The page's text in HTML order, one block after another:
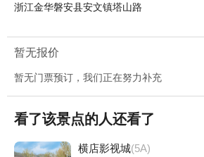
浙江金华磐安县安文镇塔山路
暂无报价
暂无门票预订，我们正在努力补充
看了该景点的人还看了
横店影视城(5A)